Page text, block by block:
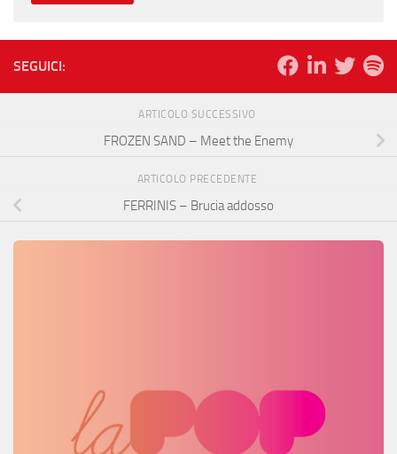
SEGUICI:
ARTICOLO SUCCESSIVO
FROZEN SAND – Meet the Enemy
ARTICOLO PRECEDENTE
FERRINIS – Brucia addosso